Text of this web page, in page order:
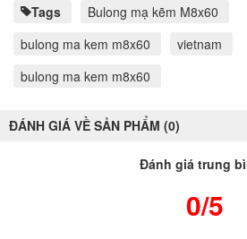
Tags
Bulong mạ kẽm M8x60
bulong ma kem m8x60
vietnam
bulong ma kem m8x60
ĐÁNH GIÁ VỀ SẢN PHẨM (0)
Đánh giá trung
0/5